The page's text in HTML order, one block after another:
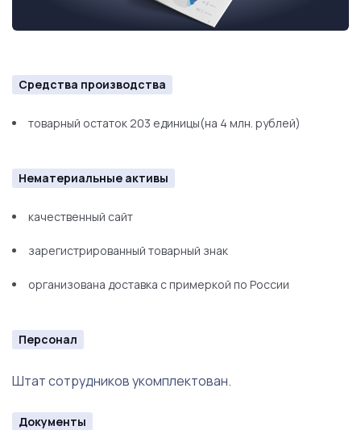
Средства производства
товарный остаток 203 единицы(на 4 млн. рублей)
Нематериальные активы
качественный сайт
зарегистрированный товарный знак
организована доставка с примеркой по России
Персонал
Штат сотрудников укомплектован.
Документы